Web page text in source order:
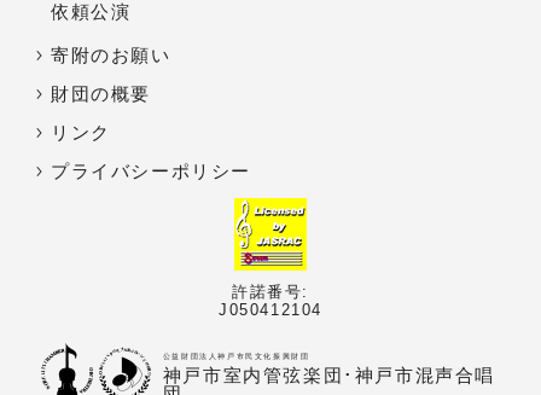
依頼公演
寄附のお願い
財団の概要
リンク
プライバシーポリシー
許諾番号:
J050412104
公益財団法人神戸市民文化振興財団
神戸市室内管弦楽団･神戸市混声合唱